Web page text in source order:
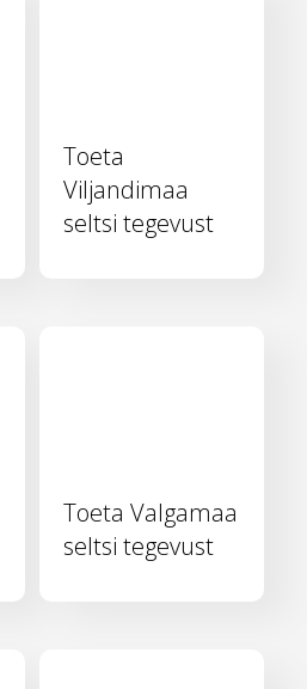
Toeta
Viljandimaa
seltsi tegevust
Toeta Valgamaa
seltsi tegevust